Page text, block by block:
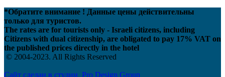
*Обратите внимание ! Данные цены действительны
только для туристов.
The rates are for tourists only - Israeli citizens, including
Citizens with dual citizenship, are obligated to pay 17% VAT on
the published prices directly in the hotel
© 2004-2023. All Rights Reserved
Сайт сделан в студии Pro Design Group